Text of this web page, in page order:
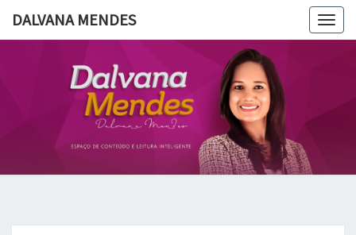
DALVANA MENDES
DALVANA
MENDES
Espaço De
Conteúdo
E Leitura
Inteligente